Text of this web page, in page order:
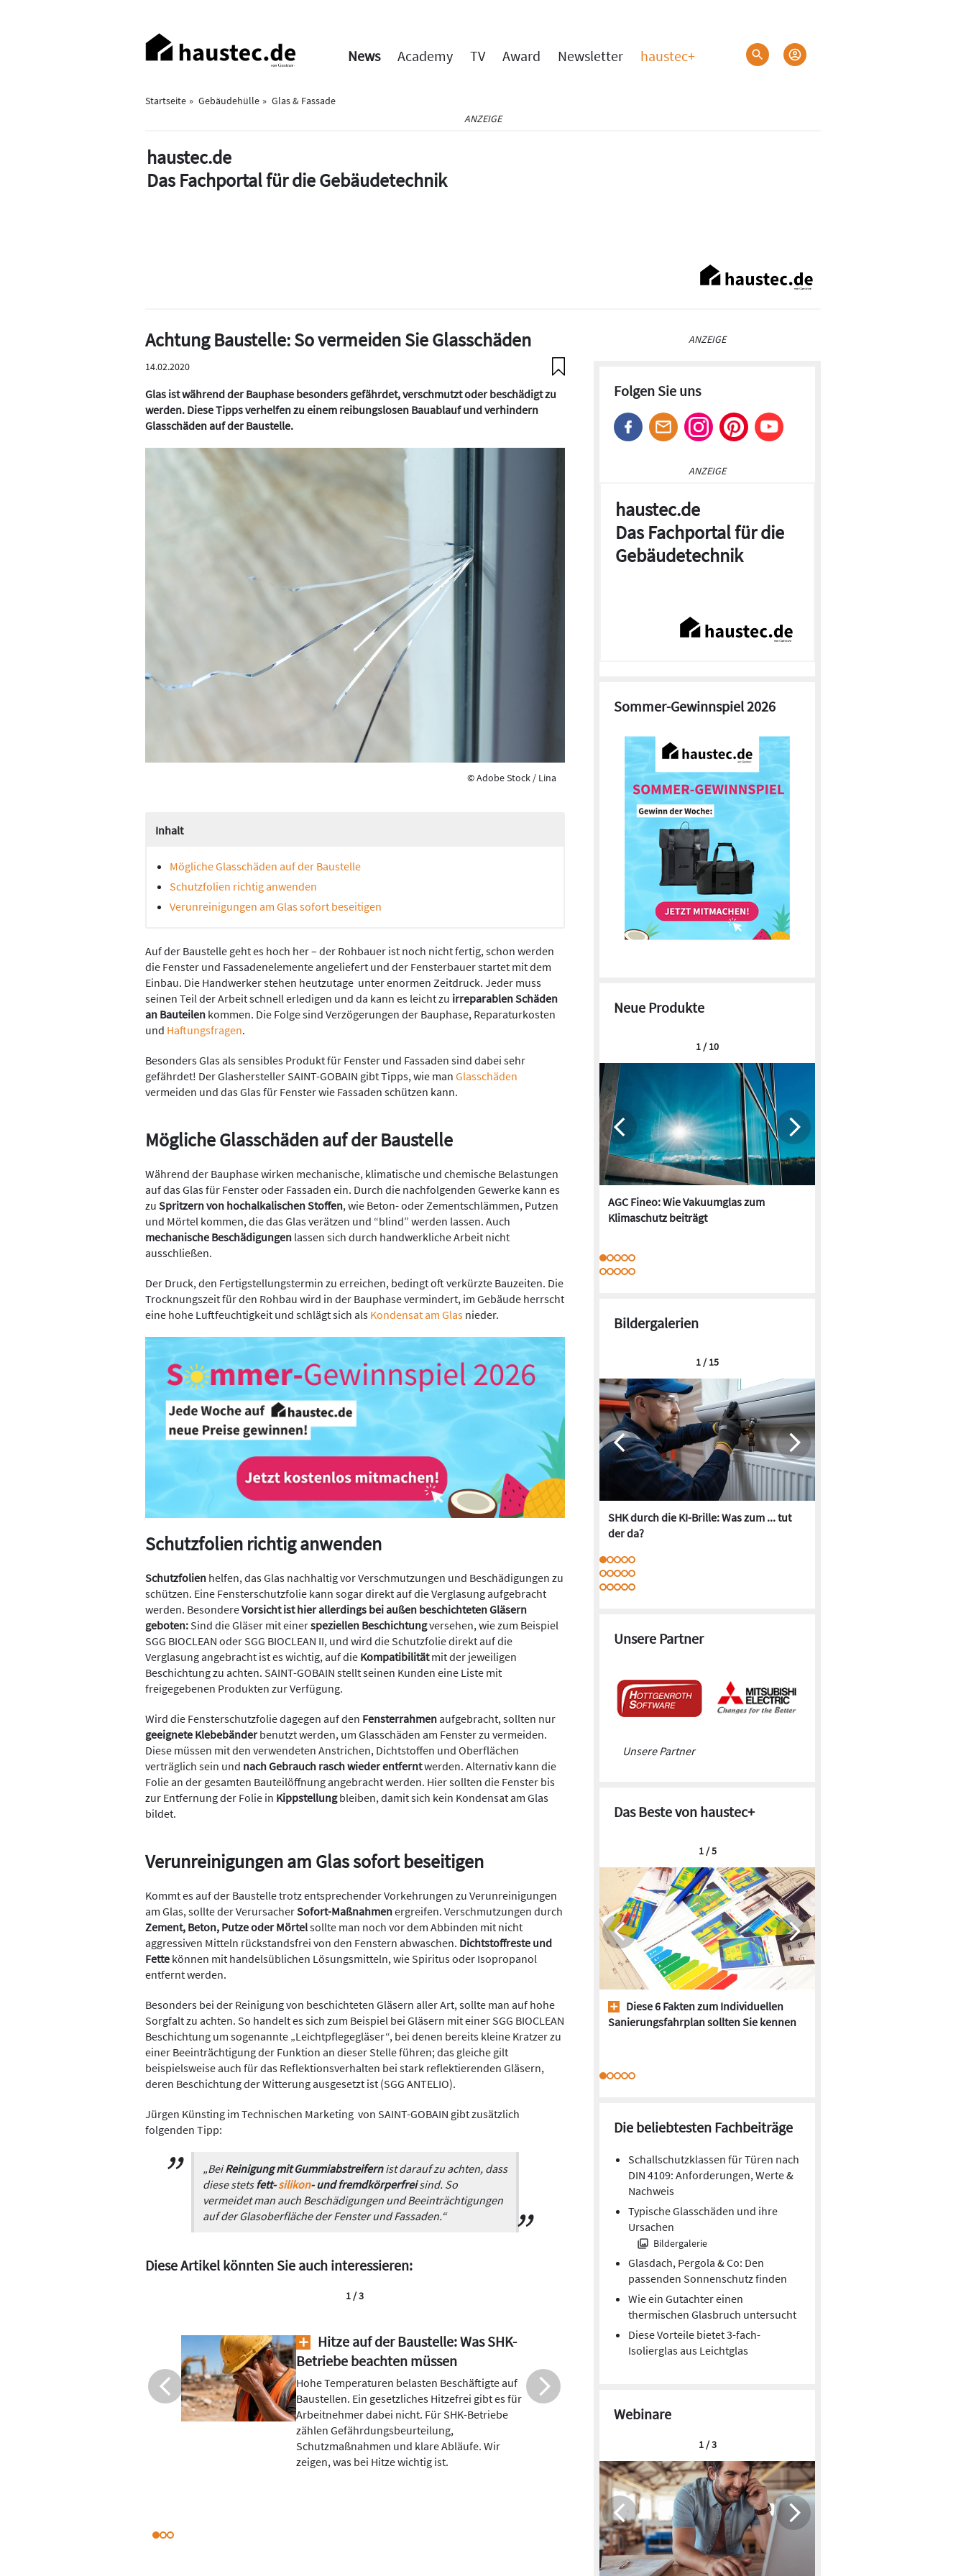
Haupt-
Navigation
News Academy TV Award Newsletter haustec+
Startseite Gebäudehülle
Glas & Fassade
ANZEIGE
haustec.de
Das Fachportal für die Gebäudetechnik
Achtung Baustelle: So vermeiden Sie Glasschäden
14.02.2020
Glas ist während der Bauphase besonders gefährdet, verschmutzt oder beschädigt zu
werden. Diese Tipps verhelfen zu einem reibungslosen Bauablauf und verhindern
Glasschäden auf der Baustelle.
© Adobe Stock / Lina
Inhalt
Mögliche Glasschäden auf der Baustelle
Schutzfolien richtig anwenden
Verunreinigungen am Glas sofort beseitigen
Auf der Baustelle geht es hoch her – der Rohbauer ist noch nicht fertig, schon werden
die Fenster und Fassadenelemente angeliefert und der Fensterbauer startet mit dem
Einbau. Die Handwerker stehen heutzutage unter enormen Zeitdruck. Jeder muss
seinen Teil der Arbeit schnell erledigen und da kann es leicht zu irreparablen Schäden
an Bauteilen kommen. Die Folge sind Verzögerungen der Bauphase, Reparaturkosten
und Haftungsfragen.
Besonders Glas als sensibles Produkt für Fenster und Fassaden sind dabei sehr
gefährdet! Der Glashersteller SAINT-GOBAIN gibt Tipps, wie man Glasschäden
vermeiden und das Glas für Fenster wie Fassaden schützen kann.
Mögliche Glasschäden auf der Baustelle
Während der Bauphase wirken mechanische, klimatische und chemische Belastungen
auf das Glas für Fenster oder Fassaden ein. Durch die nachfolgenden Gewerke kann es
zu Spritzern von hochalkalischen Stoffen, wie Beton- oder Zementschlämmen, Putzen
und Mörtel kommen, die das Glas verätzen und “blind” werden lassen. Auch
mechanische Beschädigungen lassen sich durch handwerkliche Arbeit nicht
ausschließen.
Der Druck, den Fertigstellungstermin zu erreichen, bedingt oft verkürzte Bauzeiten. Die
Trocknungszeit für den Rohbau wird in der Bauphase vermindert, im Gebäude herrscht
eine hohe Luftfeuchtigkeit und schlägt sich als Kondensat am Glas nieder.
Schutzfolien richtig anwenden
Schutzfolien helfen, das Glas nachhaltig vor Verschmutzungen und Beschädigungen zu
schützen. Eine Fensterschutzfolie kann sogar direkt auf die Verglasung aufgebracht
werden. BesondereVorsicht ist hier allerdings bei außen beschichteten Gläsern
geboten: Sind die Gläser mit einerspeziellen Beschichtungversehen, wie zum Beispiel
SGG BIOCLEAN oder SGG BIOCLEAN II, und wird die Schutzfolie direkt auf die
Verglasung angebracht ist es wichtig, auf die Kompatibilitätmit der jeweiligen
Beschichtung zu achten. SAINT-GOBAIN stellt seinen Kunden eine Liste mit
freigegebenen Produkten zur Verfügung.
Wird die Fensterschutzfolie dagegen auf den Fensterrahmenaufgebracht, sollten nur
geeignete Klebebänderbenutzt werden, um Glasschäden am Fenster zu vermeiden.
Diese müssen mit den verwendeten Anstrichen, Dichtstoffen und Oberflächen
verträglich sein und nach Gebrauch rasch wieder entferntwerden. Alternativ kann die
Folie an der gesamten Bauteilöffnung angebracht werden. Hier sollten die Fenster bis
zur Entfernung der Folie in Kippstellungbleiben, damit sich kein Kondensat am Glas
bildet.
Verunreinigungen am Glas sofort beseitigen
Kommt es auf der Baustelle trotz entsprechender Vorkehrungen zu Verunreinigungen
am Glas, sollte der VerursacherSofort-Maßnahmenergreifen. Verschmutzungen durch
Zement, Beton, Putze oder Mörtelsollte man noch vor dem Abbinden mit nicht
aggressiven Mitteln rückstandsfrei von den Fenstern abwaschen. Dichtstoffreste und
Fette können mit handelsüblichen Lösungsmitteln, wie Spiritus oder Isopropanol
entfernt werden.
Besonders bei der Reinigung von beschichteten Gläsern aller Art, sollte man auf hohe
Sorgfalt zu achten. So handelt es sich zum Beispiel bei Gläsern mit einer SGG BIOCLEAN
Beschichtung um sogenannte „Leichtpflegegläser“, bei denen bereits kleine Kratzer zu
einer Beeinträchtigung der Funktion an dieser Stelle führen; das gleiche gilt
beispielsweise auch für das Reflektionsverhalten bei stark reflektierenden Gläsern,
deren Beschichtung der Witterung ausgesetzt ist (SGG ANTELIO).
Jürgen Künsting im Technischen Marketing von SAINT-GOBAIN gibt zusätzlich
folgenden Tipp:
„BeiReinigung mit Gummiabstreifernist darauf zu achten, dass
diese stetsfett-silikon- und fremdkörperfreisind. So
vermeidet man auch Beschädigungen und Beeinträchtigungen
auf der Glasoberfläche der Fenster und Fassaden.“
Diese Artikel könnten Sie auch interessieren:
Fenstereinbau mit Montagezarge:
Mehr Sicherheit für Handwerker und
Bauherren
Fenster müssen heute weit mehr leisten als
gute Wärmedämmung und hohe
Sicherheitsstandards. Sie sollen sich auch
sicher einbauen und später unkompliziert
austauschen lassen. Der Verband Fenster +
Baustelle: Wer haftet, wenn der
Kran umfällt?
Das sagt das OLG Frankfurt dazu.
2 / 3
ANZEIGE
Folgen Sie uns
ANZEIGE
haustec.de
Das Fachportal für die
Gebäudetechnik
Sommer-Gewinnspiel 2026
Neue Produkte
AGC Fineo: Wie Vakuumglas zum
Klimaschutz beiträgt
1 / 10
Bildergalerien
SHK durch die KI-Brille: Was zum ... tut
der da?
1 / 15
Unsere Partner
Unsere Partner
Das Beste von haustec+
Diese 6 Fakten zum Individuellen
Sanierungsfahrplan sollten Sie kennen
1 / 5
Die beliebtesten Fachbeiträge
Schallschutzklassen für Türen nach
DIN 4109: Anforderungen, Werte &
Nachweis
Typische Glasschäden und ihre
Ursachen
Bildergalerie
Glasdach, Pergola & Co: Den
passenden Sonnenschutz finden
Wie ein Gutachter einen
thermischen Glasbruch untersucht
Diese Vorteile bietet 3-fach-
Isolierglas aus Leichtglas
Webinare
1 / 3